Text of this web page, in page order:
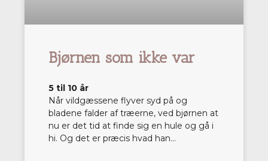
Bjørnen som ikke var
5 til 10 år
Når vildgæssene flyver syd på og
bladene falder af træerne, ved bjørnen at
nu er det tid at finde sig en hule og gå i
hi. Og det er præcis hvad han…